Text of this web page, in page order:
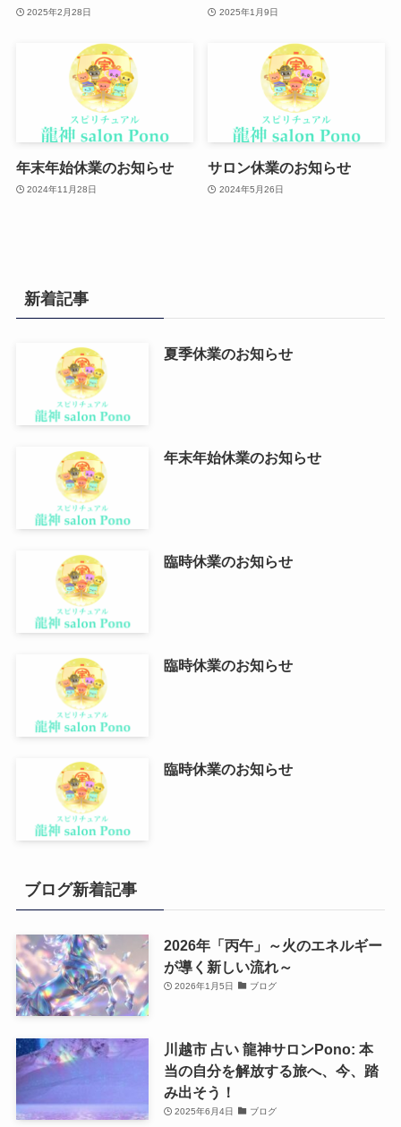
2025年2月28日 2025年1月9日
年末年始休業のお知らせ
2024年11月28日
サロン休業のお知らせ
2024年5月26日
新着記事
夏季休業のお知らせ
年末年始休業のお知らせ
臨時休業のお知らせ
臨時休業のお知らせ
臨時休業のお知らせ
ブログ新着記事
2026年「丙午」～火のエネルギー
が導く新しい流れ～
2026年1月5日 ブログ
川越市 占い 龍神サロンPono: 本
当の自分を解放する旅へ、今、踏
み出そう！
2025年6月4日 ブログ